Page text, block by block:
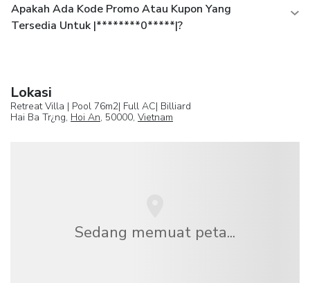
Apakah Ada Kode Promo Atau Kupon Yang
Tersedia Untuk |********0*****|?
Lokasi
Retreat Villa | Pool 76m2| Full AC| Billiard
Hai Ba Tr¿ng, Hoi An, 50000, Vietnam
Sedang memuat peta...